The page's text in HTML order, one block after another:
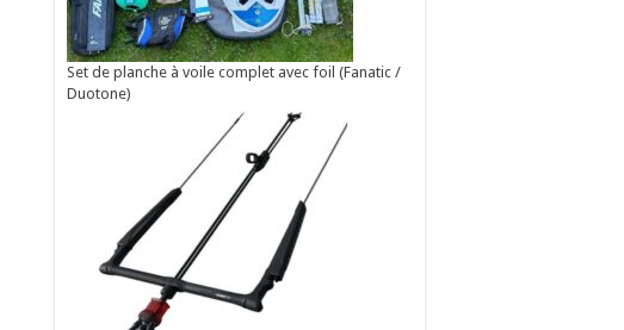
Set de planche à voile complet avec foil (Fanatic /
Duotone)